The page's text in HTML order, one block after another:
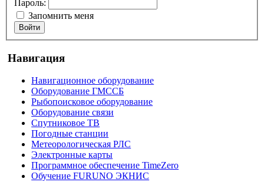
Пароль:
Запомнить меня
Войти
Навигация
Навигационное оборудование
Оборудование ГМССБ
Рыбопоисковое оборудование
Оборудование связи
Спутниковое ТВ
Погодные станции
Метеорологическая РЛС
Электронные карты
Программное обеспечение TimeZero
Обучение FURUNO ЭКНИС